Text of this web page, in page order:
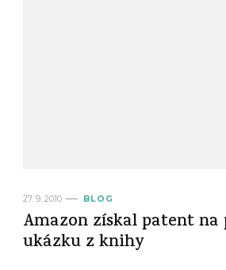
27. 9. 2010 BLOG
Amazon získal patent na
ukázku z knihy